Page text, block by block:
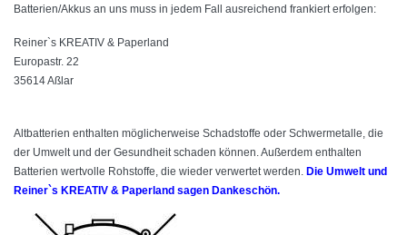
Batterien/Akkus an uns muss in jedem Fall ausreichend frankiert erfolgen:
Reiner`s KREATIV & Paperland
Europastr. 22
35614 Aßlar
Altbatterien enthalten möglicherweise Schadstoffe oder Schwermetalle, die
der Umwelt und der Gesundheit schaden können. Außerdem enthalten
Batterien wertvolle Rohstoffe, die wieder verwertet werden. Die Umwelt und
Reiner`s KREATIV & Paperland sagen Dankeschön.